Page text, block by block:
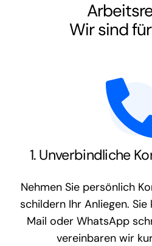
Wir sind
1. Unverbindliche
Nehmen Sie persönlich
schildern Ihr Anliegen. Sie
Mail oder WhatsApp
vereinbaren wir